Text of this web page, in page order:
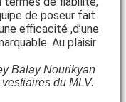
de poseur fait
efficacité ,d’une
.Au plaisir
Balay Nourikyan
du MLV.